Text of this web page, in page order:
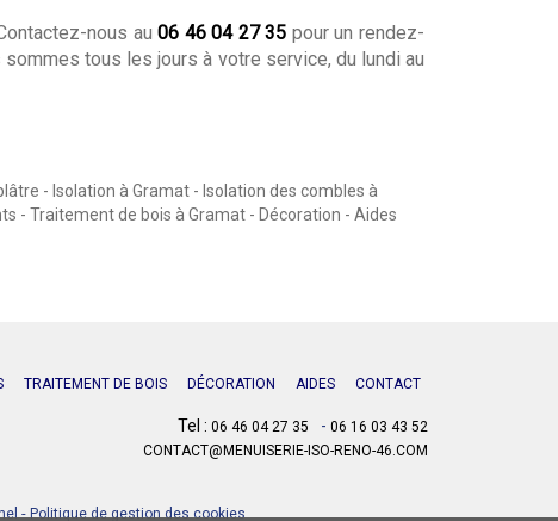
nous au06 46 04 27 35 pour un rendez-
sommes tous les jours à votre service, du lundi au
- Isolation à Gramat - Isolation des combles à
- Traitement de bois à Gramat - Décoration - Aides
TRAITEMENT DE BOIS DÉCORATION AIDES CONTACT
Tel : 06 46 04 27 35 - 06 16 03 43 52
CONTACT@MENUISERIE-ISO-RENO-46.COM
-Politique de gestion des cookies